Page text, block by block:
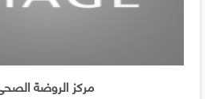
مركز الروضة